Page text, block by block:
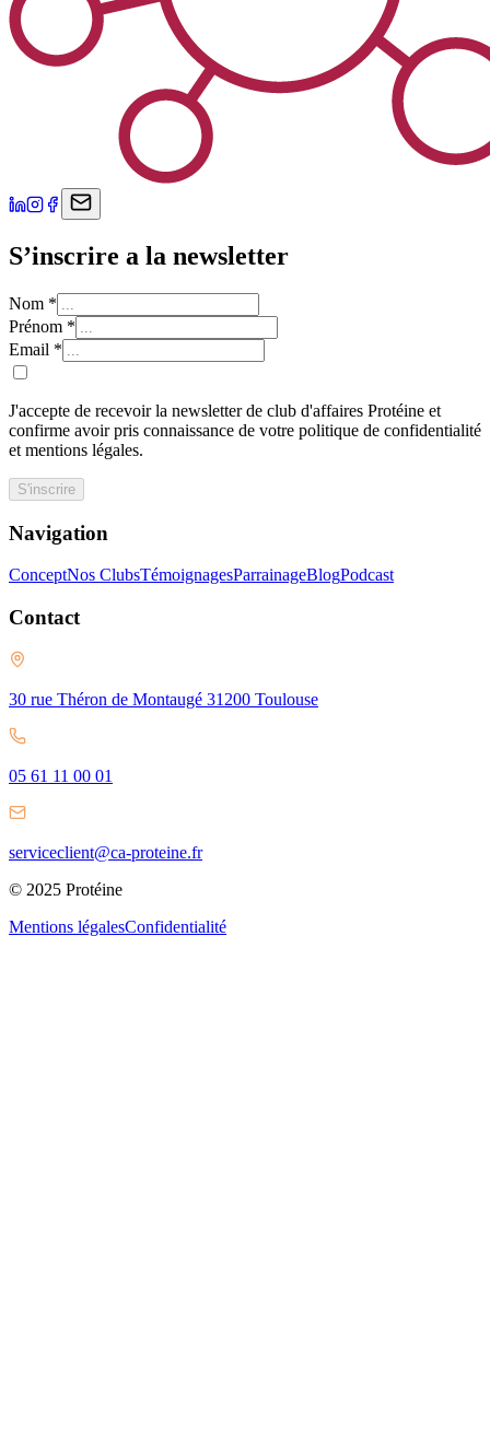
S’inscrire a la newsletter
Nom *
Prénom *
Email *
J'accepte de recevoir la newsletter de club d'affaires Protéine et
confirme avoir pris connaissance de votre politique de confidentialité
et mentions légales.
S'inscrire
Navigation
ConceptNos ClubsTémoignagesParrainageBlogPodcast
Contact
30 rue Théron de Montaugé 31200 Toulouse
05 61 11 00 01
serviceclient@ca-proteine.fr
© 2025 Protéine
Mentions légalesConfidentialité